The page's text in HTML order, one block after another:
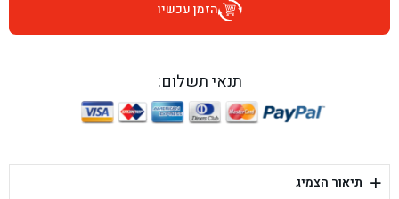
בן גל - היובלים 26, הוד השרון - הוד השרון
בן גל - יפת 88, תל אביב יפו - תל אביב
הזמן עכשיו
תנאי תשלום:
+ תיאור הצמיג